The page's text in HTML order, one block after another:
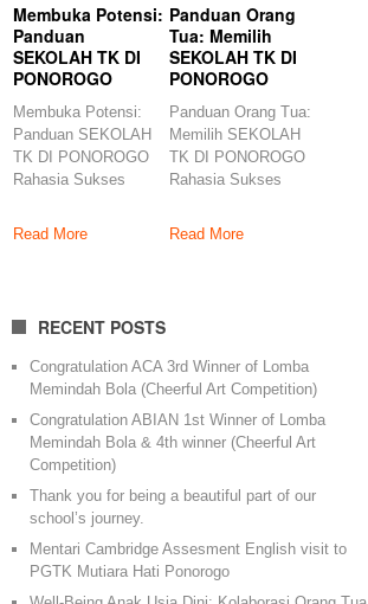
Membuka Potensi:
Panduan
SEKOLAH TK DI
PONOROGO
Membuka Potensi:
Panduan SEKOLAH
TK DI PONOROGO
Rahasia Sukses
Ponorogo yang
Read More
Panduan Orang
Tua: Memilih
SEKOLAH TK DI
PONOROGO
Panduan Orang Tua:
Memilih SEKOLAH
TK DI PONOROGO
Rahasia Sukses
Terbaik
Read More
RECENT POSTS
Congratulation ACA 3rd Winner of Lomba
Memindah Bola (Cheerful Art Competition)
Congratulation ABIAN 1st Winner of Lomba
Memindah Bola & 4th winner (Cheerful Art
Competition)
Thank you for being a beautiful part of our
school’s journey.
Mentari Cambridge Assesment English visit to
PGTK Mutiara Hati Ponorogo